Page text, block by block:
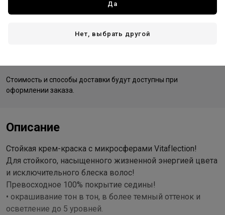
Германия - страна производства
Стоимость и способы доставки будут доступны при
оформлении заказа.
Описание
Стойкая крем-краска с микросферами Vitaflection!
Для стойкого, насыщенного жизненной энергией цвета
и исключительного блеска волос!
Превосходное 100% покрытие седины!
• окрашивание тон в тон, в более темный оттенок и
осветление до 5 уровней.
Да
Нет, выбрать другой